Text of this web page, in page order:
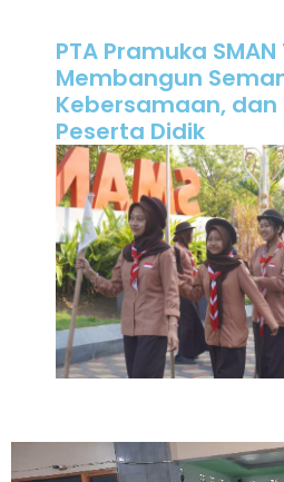
PTA Pramuka
Membangun
Kebersamaan,
Peserta Didik